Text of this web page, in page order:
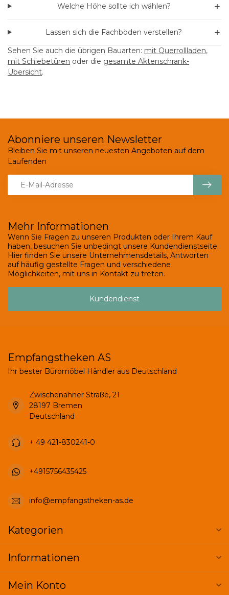
Welche Höhe sollte ich wählen? ＋
Lassen sich die Fachböden verstellen? ＋
Sehen Sie auch die übrigen Bauarten: mit Querrollladen,
mit Schiebetüren oder die gesamte Aktenschrank-
Übersicht.
Mehr Informationen
Wenn Sie Fragen zu unseren Produkten oder Ihrem Kauf
haben, besuchen Sie unbedingt unsere Kundendienstseite.
Hier finden Sie unsere Unternehmensdetails, Antworten
auf häufig gestellte Fragen und verschiedene
Möglichkeiten, mit uns in Kontakt zu treten.
Kundendienst
Abonniere unseren Newsletter
Bleiben Sie mit unseren neuesten Angeboten auf dem
Laufenden
Empfangstheken AS
Ihr bester Büromöbel Händler aus Deutschland
Zwischenahner Straße, 21
28197 Bremen
Deutschland
+ 49 421-830241-0
+4915756435425
info@empfangstheken-as.de
Kategorien
Informationen
Mein Konto